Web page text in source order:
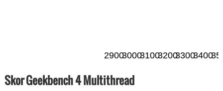
290030003100320033003400
Skor Geekbench 4 Multithread